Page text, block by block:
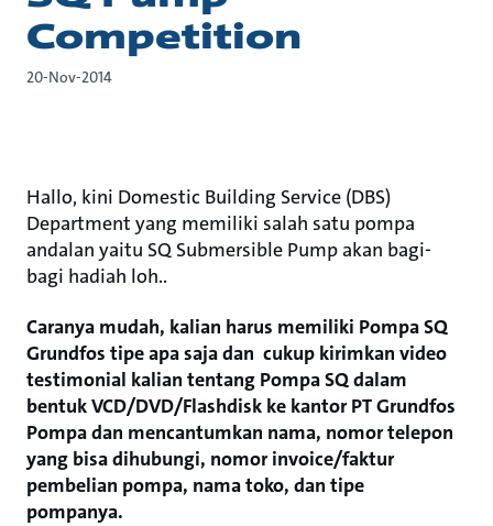
Competition
20-Nov-2014
Hallo, kini Domestic Building Service (DBS)
Department yang memiliki salah satu pompa
andalan yaitu SQ Submersible Pump akan bagi-
bagi hadiah loh..
Caranya mudah, kalian harus memiliki Pompa SQ
Grundfos tipe apa saja dan cukup kirimkan video
testimonial kalian tentang Pompa SQ dalam
bentuk VCD/DVD/Flashdisk ke kantor PT Grundfos
Pompa dan mencantumkan nama, nomor telepon
yang bisa dihubungi, nomor invoice/faktur
pembelian pompa, nama toko, dan tipe
pompanya.